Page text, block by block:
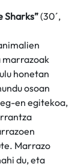
Sharks”(30´,
marrazoak
honetan
osoan
en egitekoa,
Marrazo
du, eta